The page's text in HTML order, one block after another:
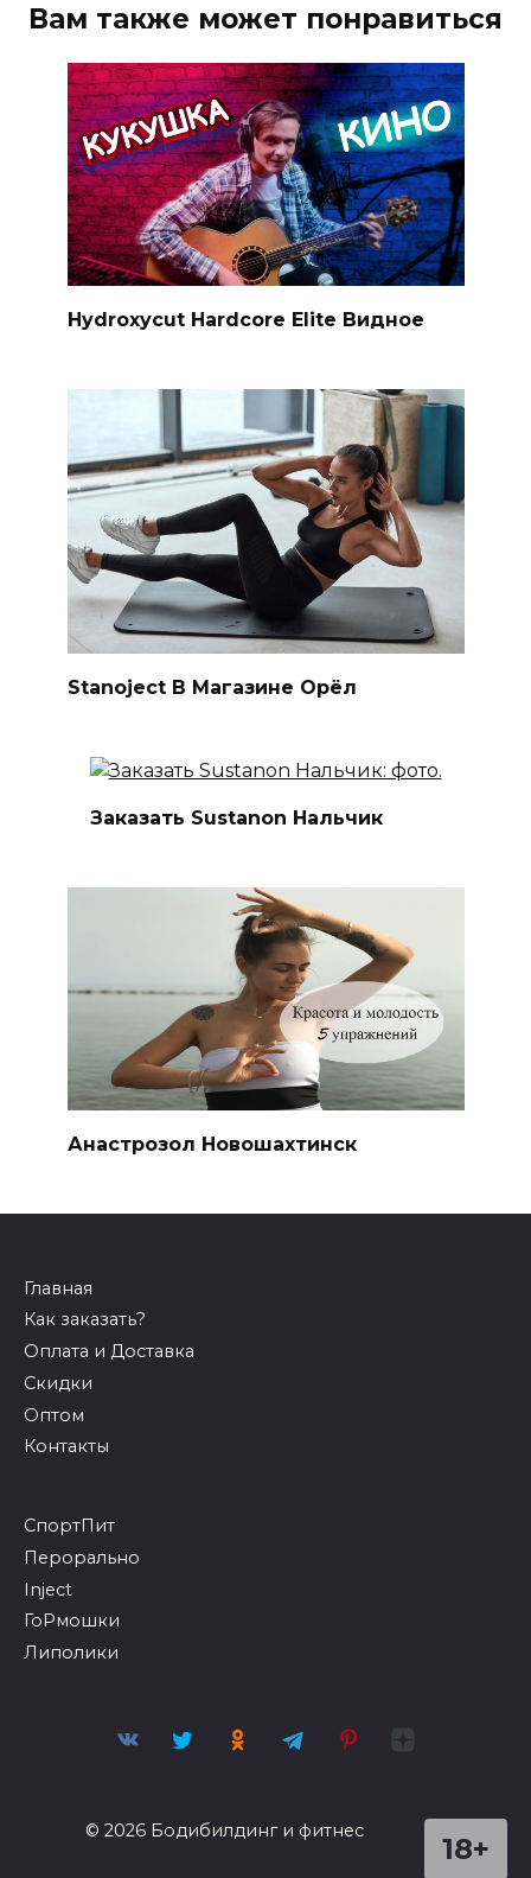
Вам также может понравиться
Hydroxycut Hardcore Elite Видное
Stanoject В Магазине Орёл
Заказать Sustanon Нальчик
Анастрозол Новошахтинск
Главная
Как заказать?
Оплата и Доставка
Скидки
Оптом
Контакты
СпортПит
Перорально
Inject
ГоРмошки
Липолики
18+
© 2026 Бодибилдинг и фитнес